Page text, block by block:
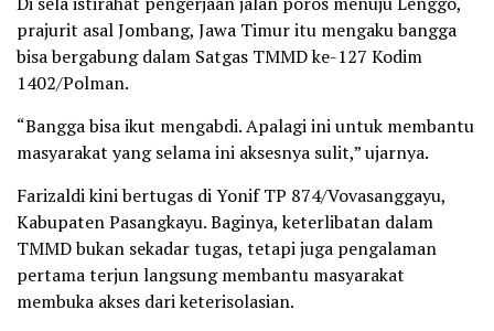
prajurit asal Jombang, Jawa Timur itu mengaku bangga
bisa bergabung dalam Satgas TMMD ke-127 Kodim
1402/Polman.
“Bangga bisa ikut mengabdi. Apalagi ini untuk membantu
masyarakat yang selama ini aksesnya sulit,” ujarnya.
Farizaldi kini bertugas di Yonif TP 874/Vovasanggayu,
Kabupaten Pasangkayu. Baginya, keterlibatan dalam
TMMD bukan sekadar tugas, tetapi juga pengalaman
pertama terjun langsung membantu masyarakat
membuka akses dari keterisolasian.